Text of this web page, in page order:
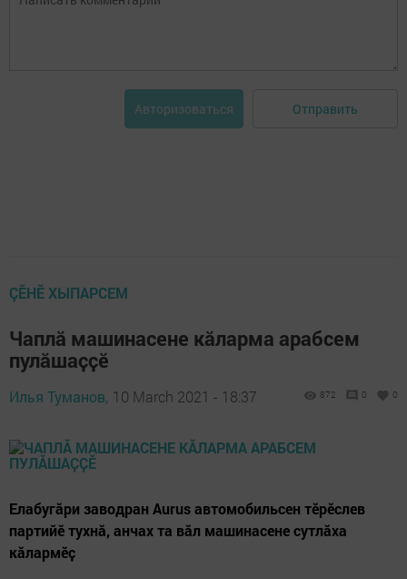
Авторизоваться Отправить
ÇӖНӖ ХЫПАРСЕМ
Чаплӑ машинасене кӑларма арабсем
пулӑшаҫҫӗ
Илья Туманов, 10 March 2021 - 18:37 872 0 0
Елабугӑри заводран Aurus автомобильсен тӗрӗслев
партийӗ тухнӑ, анчах та вӑл машинасене сутлӑха
кӑлармӗҫ